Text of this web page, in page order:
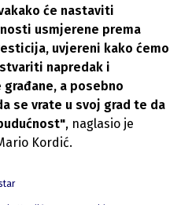
će nastaviti
usmjerene prema
uvjereni kako ćemo
napredak i
a posebno
se vrate u svoj grad te da
, naglasio je
Kordić.